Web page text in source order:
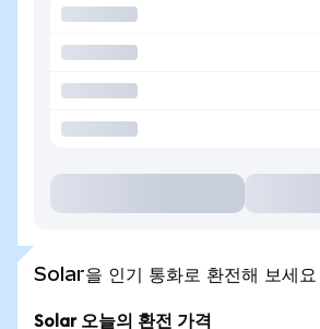
Solar을 인기 통화로 환전해 보세요
Solar 오늘의 환전 가격